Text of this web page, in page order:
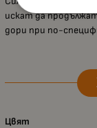
искат да
дори при по-
Цвят